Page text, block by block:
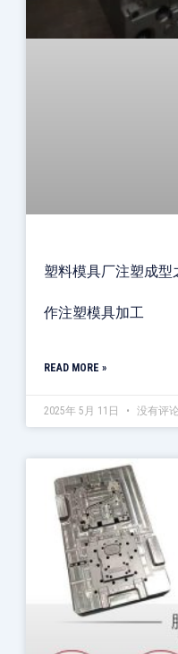
塑料模具厂注塑成型
作注塑模具加工
READ MORE »
2025年 5月 11日 没有评论